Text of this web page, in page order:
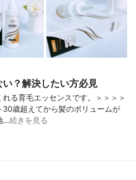
？解決したい方必見
る育毛エッセンスです。＞＞＞＞
30歳超えてから髪のボリュームが
…続きを見る